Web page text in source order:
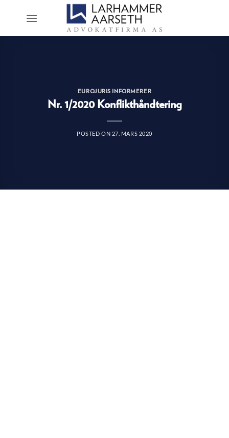
EUROJURIS INFORMERER
Nr. 1/2020 Konflikthåndtering
POSTED ON 27. MARS 2020